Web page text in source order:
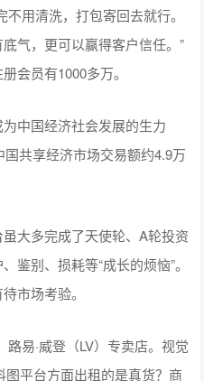
用清洗，打包寄回去就行。
气，更可以赢得客户信任。”
会员有1000多万。
中国经济社会发展的生力
共享经济市场交易额约4.9万
大多完成了天使轮、A轮投资
鉴别、损耗等“成长的烦恼”。
市场考验。
易·威登（LV）专卖店。视觉
图平台方面出租的是真货？商